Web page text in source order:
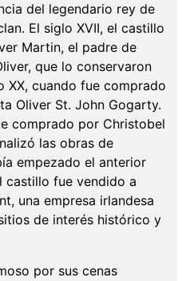
del legendario rey de
El siglo XVII, el castillo
Martin, el padre de
que lo conservaron
XX, cuando fue comprado
Oliver St. John Gogarty.
comprado por Christobel
las obras de
empezado el anterior
castillo fue vendido a
una empresa irlandesa
de interés histórico y
por sus cenas